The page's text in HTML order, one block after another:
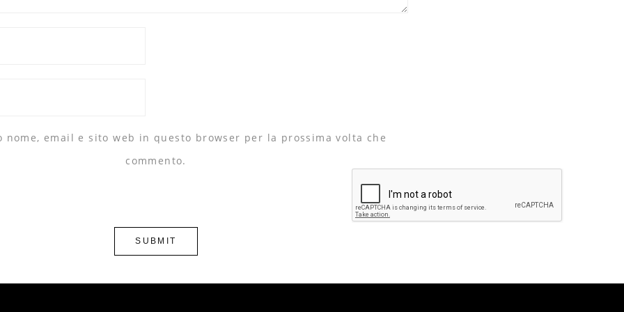
nome, email e sito web in questo browser per la prossima volta che
commento.